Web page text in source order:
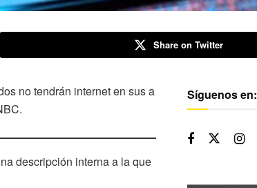
Share on Twitter
no tendrán internet en sus a
descripción interna a la que
Síguenos en: